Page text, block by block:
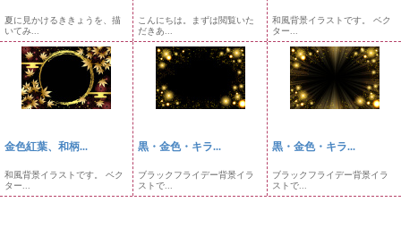
夏に見かけるききょうを、描
いてみ...
こんにちは。まずは閲覧いた
だきあ...
和風背景イラストです。 ベク
ター...
金色紅葉、和柄...
和風背景イラストです。 ベク
ター...
黒・金色・キラ...
ブラックフライデー背景イラ
ストで...
黒・金色・キラ...
ブラックフライデー背景イラ
ストで...